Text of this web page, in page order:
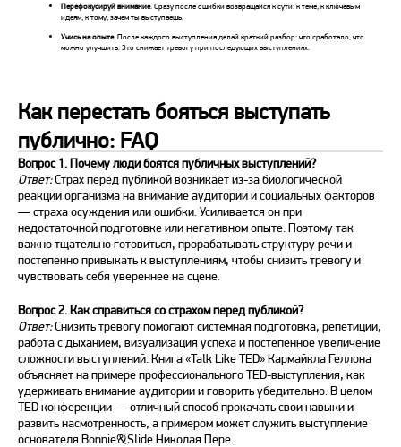
Перефокусируй внимание. Сразу после ошибки возвращайся к сути: к теме, к ключевым
идеям, к тому, зачем ты выступаешь.
Учись на опыте. После каждого выступления делай краткий разбор: что сработало, что
можно улучшить. Это снижает тревогу при последующих выступлениях.
Как перестать бояться выступать
публично: FAQ
Вопрос 1. Почему люди боятся публичных выступлений?
Ответ:Страх перед публикой возникает из-за биологической
реакции организма на внимание аудитории и социальных факторов
— страха осуждения или ошибки. Усиливается он при
недостаточной подготовке или негативном опыте. Поэтому так
важно тщательно готовиться, прорабатывать структуру речи и
постепенно привыкать к выступлениям, чтобы снизить тревогу и
чувствовать себя увереннее на сцене.
Вопрос 2. Как справиться со страхом перед публикой?
Ответ:Снизить тревогу помогают системная подготовка, репетиции,
работа с дыханием, визуализация успеха и постепенное увеличение
сложности выступлений. Книга «Talk Like TED» Кармайкла Геллона
объясняет на примере профессионального TED-выступления, как
удерживать внимание аудитории и говорить убедительно. В целом
TED конференции — отличный способ прокачать свои навыки и
развить насмотренность, а примером может служить выступление
основателя Bonnie&Slide Николая Пере.